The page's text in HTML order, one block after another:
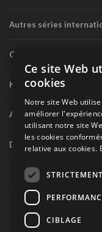
Autres séries
Circuit routier canadien
Karting
Autres séries
Divers
Tous droits réservés
Ce site est produit
Ce site Web
cookies
Notre site Web
améliorer
utilisant notre site
les cookies
relative aux cookies.
CIBLAGE